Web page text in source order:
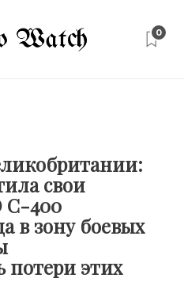
0
свои
С-400
в зону боевых
потери этих